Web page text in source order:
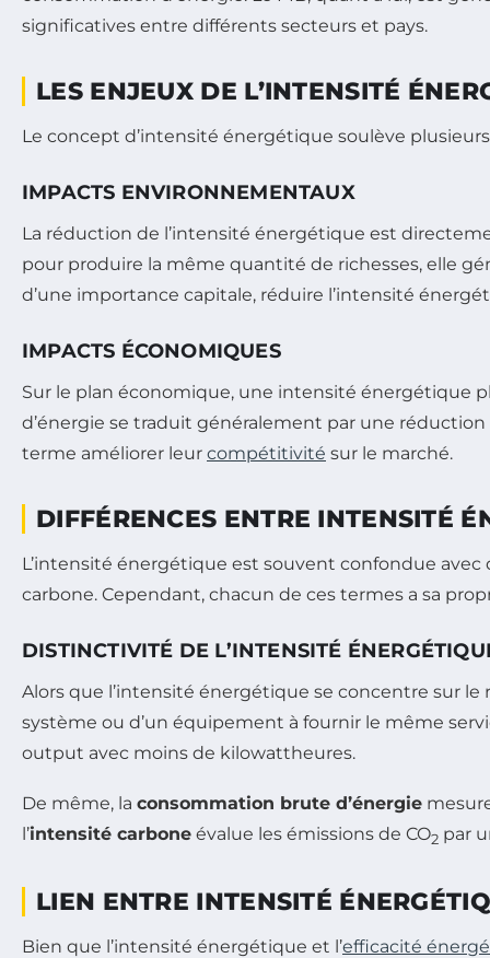
significatives entre différents secteurs et pays.
LES ENJEUX DE L’INTENSITÉ
Le concept d’intensité énergétique soulève
IMPACTS ENVIRONNEMENTAUX
La réduction de l’intensité énergétique est
pour produire la même quantité de richesses, elle
d’une importance capitale, réduire l’intensité
IMPACTS ÉCONOMIQUES
Sur le plan économique, une intensité énergétique
d’énergie se traduit généralement par une
terme améliorer leur compétitivité sur le marché.
DIFFÉRENCES ENTRE INTENSITÉ
L’intensité énergétique est souvent confondue avec
carbone. Cependant, chacun de ces termes a sa
DISTINCTIVITÉ DE L’INTENSITÉ
Alors que l’intensité énergétique se concentre sur le
système ou d’un équipement à fournir le même
output avec moins de kilowattheures.
De même, la consommation brute d’énergie
l’intensité carbone évalue les émissions de CO2 par
LIEN ENTRE INTENSITÉ
Bien que l’intensité énergétique et l’efficacité